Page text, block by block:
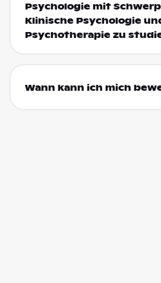
Psychologie mit
Klinische Psychologie
Psychotherapie zu
Wann kann ich mich